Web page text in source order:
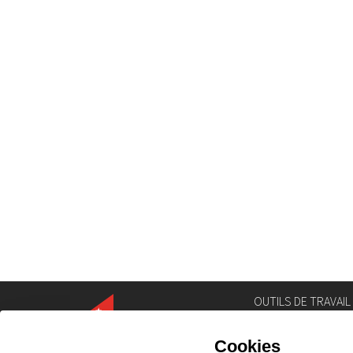
OUTILS DE TRAVAIL
Géoportail